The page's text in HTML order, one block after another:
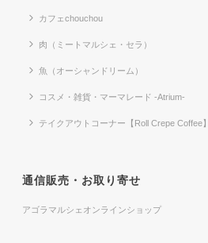
カフェchouchou
肉（ミートマルシェ・セラ）
魚（オーシャンドリーム）
コスメ・雑貨・マーマレード -Atrium-
テイクアウトコーナー【Roll Crepe Coffee】
通信販売・お取り寄せ
アゴラマルシェオンラインショップ